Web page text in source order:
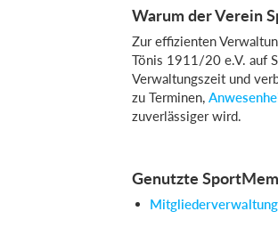
Warum der Verein
Zur effizienten
Tönis 1911/20 e.V. auf
Verwaltungszeit und
zu Terminen,
zuverlässiger wird.
Genutzte
Mitgliederverwaltung